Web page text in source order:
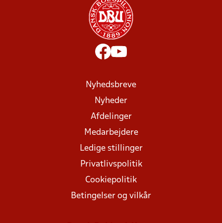
Nyhedsbreve
Nyheder
Afdelinger
Medarbejdere
Ledige stillinger
Privatlivspolitik
Cookiepolitik
Betingelser og vilkår